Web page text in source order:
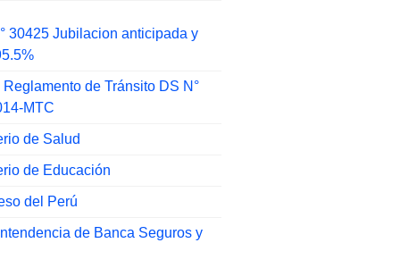
30425 Jubilacion anticipada y
de Tránsito DS N°
MTC
de Salud
de Educación
del Perú
de Banca Seguros y